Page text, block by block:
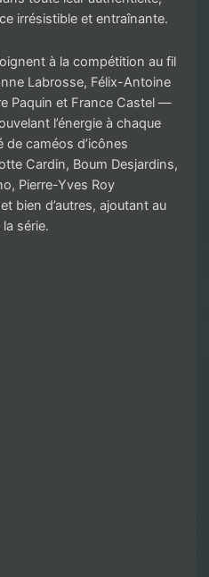
irrésistible et entraînante.
à la compétition au fil
Labrosse, Félix-Antoine
Paquin et France Castel —
l’énergie à chaque
caméos d’icônes
Cardin, Boum Desjardins,
Pierre-Yves Roy
bien d’autres, ajoutant au
série.